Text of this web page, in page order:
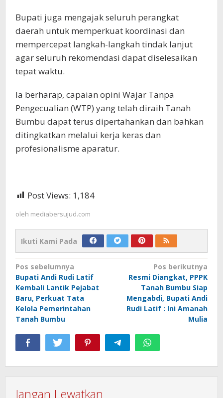
Bupati juga mengajak seluruh perangkat
daerah untuk memperkuat koordinasi dan
mempercepat langkah-langkah tindak lanjut
agar seluruh rekomendasi dapat diselesaikan
tepat waktu.
Ia berharap, capaian opini Wajar Tanpa
Pengecualian (WTP) yang telah diraih Tanah
Bumbu dapat terus dipertahankan dan bahkan
ditingkatkan melalui kerja keras dan
profesionalisme aparatur.
Post Views: 1,184
oleh mediabersujud.com
Ikuti Kami Pada
Navigasi
pos
Pos sebelumnya
Bupati Andi Rudi Latif
Kembali Lantik Pejabat
Baru, Perkuat Tata
Kelola Pemerintahan
Tanah Bumbu
Pos berikutnya
Resmi Diangkat, PPPK
Tanah Bumbu Siap
Mengabdi, Bupati Andi
Rudi Latif : Ini Amanah
Mulia
Jangan Lewatkan